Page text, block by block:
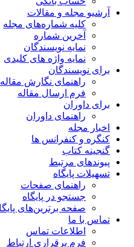
آرشیو مجله و مقالات
کلیه شماره‌های مجله
آخرین شماره
نمایه نویسندگان
نمایه واژه های کلیدی
برای نویسندگان
راهنمای نگارش مقاله
فرم ارسال مقاله
برای داوران
راهنمای داوران
اخبار مجله
کنگره و کنفرانس ها
گنجینه کتاب
پیوندهای مرتبط
تسهیلات پایگاه
راهنمای صفحات
جستجو در پایگاه
صفحه برترین‌های پایگاه
تماس با ما
اطلاعات تماس
فرم برقراری ارتباط